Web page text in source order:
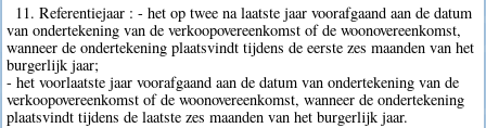
11. Referentiejaar : - het op twee na laatste jaar voorafgaand aan de datum
van ondertekening van de verkoopovereenkomst of de woonovereenkomst,
wanneer de ondertekening plaatsvindt tijdens de eerste zes maanden van het
burgerlijk jaar;
- het voorlaatste jaar voorafgaand aan de datum van ondertekening van de
verkoopovereenkomst of de woonovereenkomst, wanneer de ondertekening
plaatsvindt tijdens de laatste zes maanden van het burgerlijk jaar.